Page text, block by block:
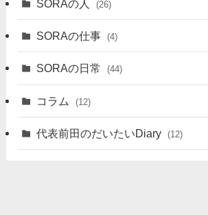
SORAの人 (26)
SORAの仕事 (4)
SORAの日常 (44)
コラム (12)
代表前田のだいたいDiary (12)